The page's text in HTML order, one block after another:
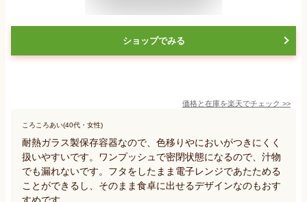
ショップでみる
価格と在庫を楽天でチェック >>
ころころあい(40代・女性)
耐熱ガラス製保存容器なので、色移りやにおいがつきにくく
扱いやすいです。ワンプッシュで密閉状態になるので、汁物
でも漏れないです。フタをしたまま電子レンジであたためる
ことができるし、そのまま食卓に出せるデザインなのもおす